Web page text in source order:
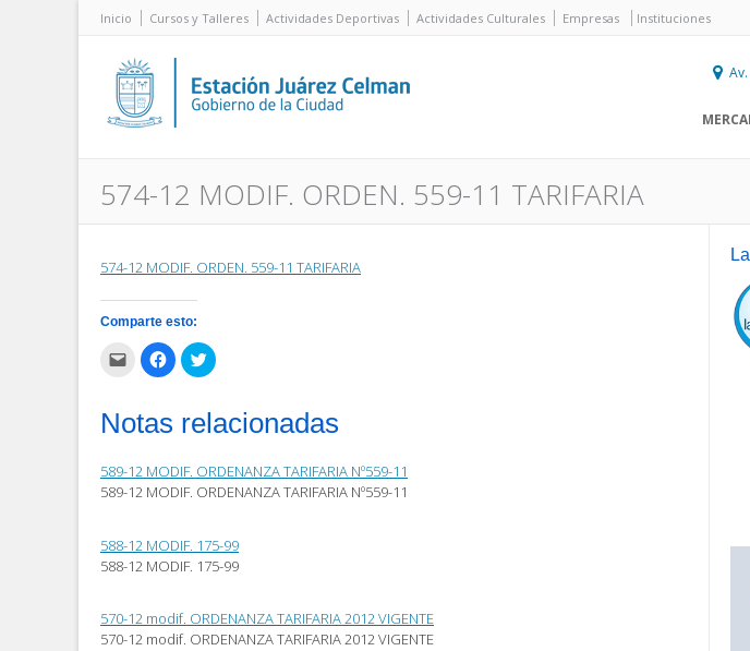
Inicio Cursos y Talleres Actividades Deportivas Actividades Culturales Empresas Instituciones
574-12 MODIF. ORDEN. 559-11 TARIFARIA
574-12 MODIF. ORDEN. 559-11 TARIFARIA
Comparte esto:
Haz
clic
para
correo
electrónico
amigo
(Se
abre
ventana
nueva)
Haz
clic
para
Facebook
(Se
una
ventana
nueva)
Haz
clic
en
Twitter
(Se
una
ventana
nueva)
Notas relacionadas
589-12 MODIF. ORDENANZA TARIFARIA Nº559-11
589-12 MODIF. ORDENANZA TARIFARIA Nº559-11
588-12 MODIF. 175-99
588-12 MODIF. 175-99
570-12 modif. ORDENANZA TARIFARIA 2012 VIGENTE
570-12 modif. ORDENANZA TARIFARIA 2012 VIGENTE